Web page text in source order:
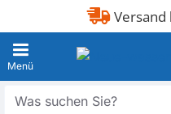
Versand
Was